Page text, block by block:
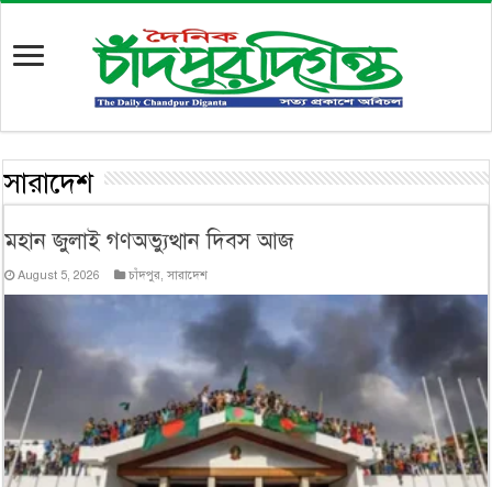
সারাদেশ
মহান জুলাই গণঅভ্যুত্থান দিবস আজ
August 5, 2026 চাঁদপুর,সারাদেশ